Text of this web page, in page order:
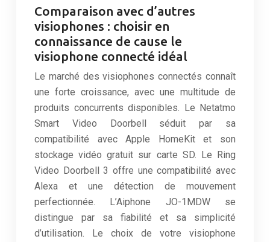
Comparaison avec d’autres
visiophones : choisir en
connaissance de cause le
visiophone connecté idéal
Le marché des visiophones connectés connaît
une forte croissance, avec une multitude de
produits concurrents disponibles. Le Netatmo
Smart Video Doorbell séduit par sa
compatibilité avec Apple HomeKit et son
stockage vidéo gratuit sur carte SD. Le Ring
Video Doorbell 3 offre une compatibilité avec
Alexa et une détection de mouvement
perfectionnée. L’Aiphone JO-1MDW se
distingue par sa fiabilité et sa simplicité
d’utilisation. Le choix de votre visiophone